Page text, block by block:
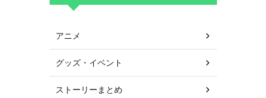
アニメ
グッズ・イベント
ストーリーまとめ